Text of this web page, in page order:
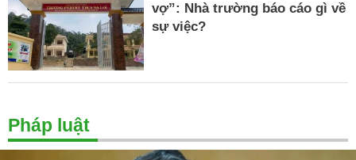
vợ”: Nhà trường báo cáo gì về
sự việc?
Pháp luật